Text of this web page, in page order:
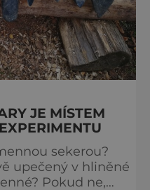
JE MÍSTEM
sekerou?
upečený v hliněné
Pokud ne,